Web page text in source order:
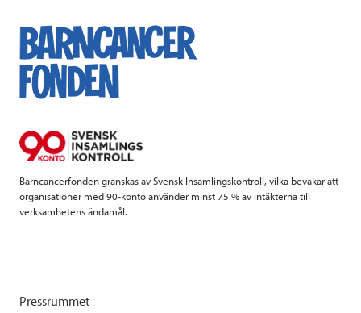
Barncancerfonden granskas av Svensk Insamlingskontroll, vilka bevakar att
organisationer med 90-konto använder minst 75 % av intäkterna till
verksamhetens ändamål.
Pressrummet